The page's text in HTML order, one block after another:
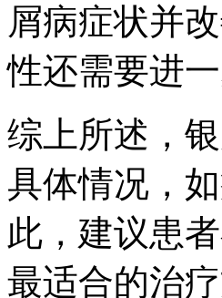
屑病症状并
性还需要进
综上所述，
具体情况，
此，建议患
最适合的治